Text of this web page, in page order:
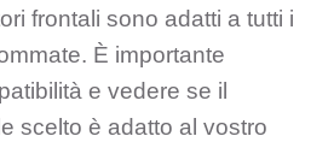
frontali sono adatti a tutti i
È importante
e vedere se il
scelto è adatto al vostro